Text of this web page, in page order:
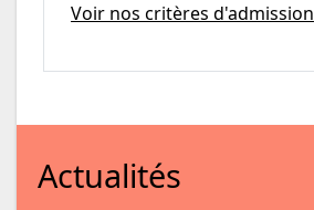
Voir nos critères d'admission
Actualités